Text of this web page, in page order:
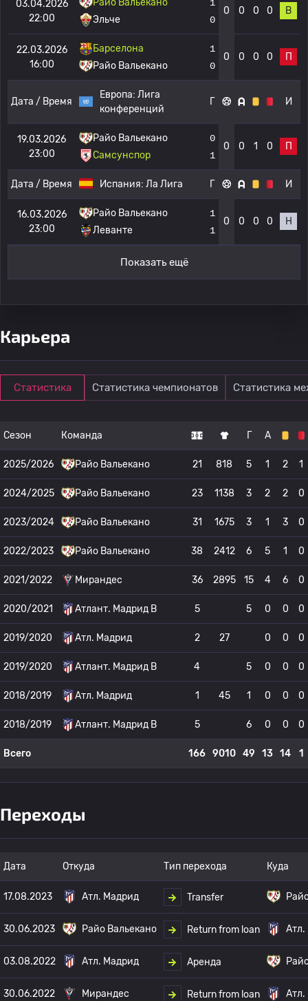
03.04.2026
22:00
Райо Вальекано
Эльче
0
0 0 0 0 В
22.03.2026
16:00
Барселона
Райо Вальекано
1
0
0 0 0 0 П
Дата / Время
Европа: Лига
конференций
Г И
19.03.2026
23:00
Райо Вальекано
Самсунспор
0
1
0 0 1 0 П
Дата / Время Испания: Ла Лига Г И
16.03.2026
23:00
Райо Вальекано
Леванте
1
1
0 0 0 0 Н
Показать ещё
Карьера
Статистика Статистика чемпионатов Статистика
Сезон Команда Г А
2025/2026 Райо Вальекано 21 818 5 1 2 1
2024/2025 Райо Вальекано 23 1138 3 2 2 0
2023/2024 Райо Вальекано 31 1675 3 1 3 0
2022/2023 Райо Вальекано 38 2412 6 5 1 0
2021/2022 Мирандес 36 2895 15 4 6 0
2020/2021 Атлант. Мадрид B 5 5 0 0 0
2019/2020 Атл. Мадрид 2 27 0 0 0
2019/2020 Атлант. Мадрид B 4 5 0 0 0
2018/2019 Атл. Мадрид 1 45 1 0 0 0
2018/2019 Атлант. Мадрид B 5 6 0 0 0
Всего 166 9010 49 13 14 1
Переходы
Дата Откуда Тип перехода Куда
17.08.2023 Атл. Мадрид Transfer
30.06.2023 Райо Вальекано Return from loan
03.08.2022 Атл. Мадрид Аренда
30.06.2022 Мирандес Return from loan